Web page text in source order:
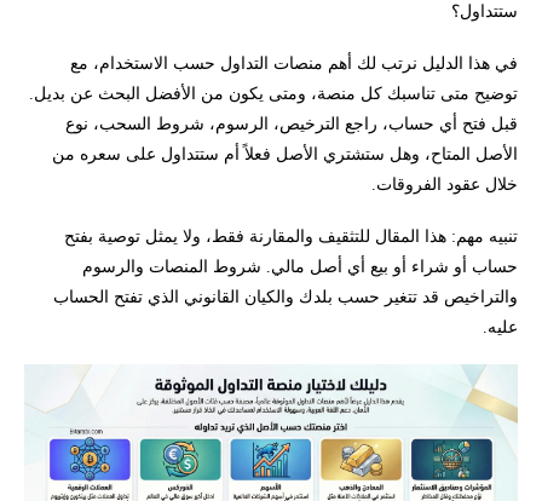
أفضل منصات تداول العملات الرقمية
أفضل منصة لتداول الفوركس
أفضل منصات تداول الذهب والمعادن
أفضل منصات تداول المؤشرات
أفضل منصات تداول صناديق الاستثمار ETFs
أفضل منصات تداول السندات
أفضل منصات التداول للمبتدئين
ستتداول؟
في هذا الدليل نرتب لك أهم منصات التداول حسب الاستخدام، مع
توضيح متى تناسبك كل منصة، ومتى يكون من الأفضل البحث عن بديل.
قبل فتح أي حساب، راجع الترخيص، الرسوم، شروط السحب، نوع
الأصل المتاح، وهل ستشتري الأصل فعلاً أم ستتداول على سعره من
خلال عقود الفروقات.
تنبيه مهم: هذا المقال للتثقيف والمقارنة فقط، ولا يمثل توصية بفتح
حساب أو شراء أو بيع أي أصل مالي. شروط المنصات والرسوم
والتراخيص قد تتغير حسب بلدك والكيان القانوني الذي تفتح الحساب
عليه.